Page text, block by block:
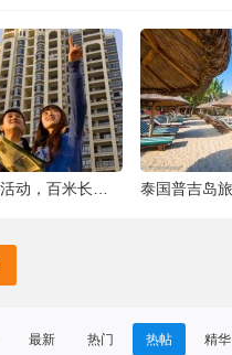
最新 热门 热帖 精华